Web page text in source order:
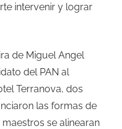
intervenir y lograr
de Miguel Angel
del PAN al
Terranova, dos
las formas de
se alinearan